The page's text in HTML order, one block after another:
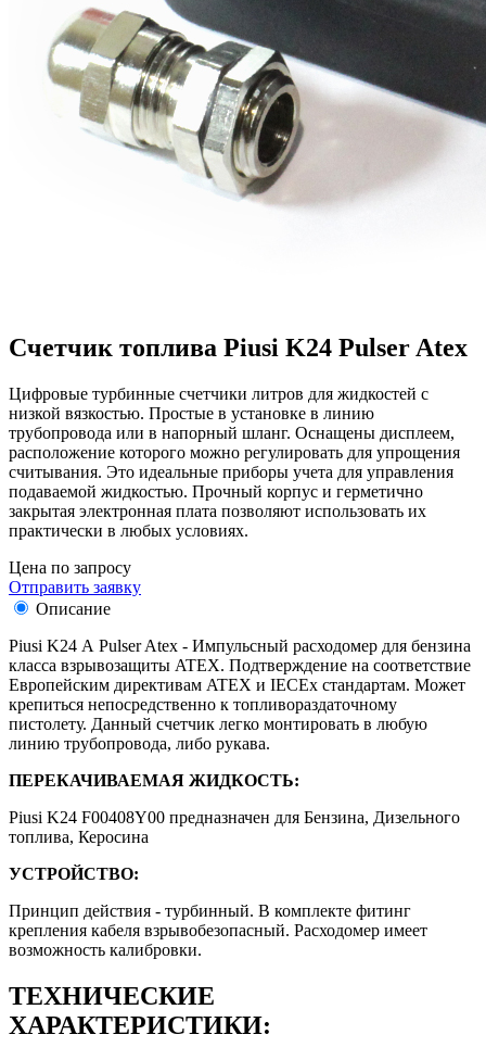
Счетчик топлива Piusi K24 Pulser Atex
Цифровые турбинные счетчики литров для жидкостей с
низкой вязкостью. Простые в установке в линию
трубопровода или в напорный шланг. Оснащены дисплеем,
расположение которого можно регулировать для упрощения
считывания. Это идеальные приборы учета для управления
подаваемой жидкостью. Прочный корпус и герметично
закрытая электронная плата позволяют использовать их
практически в любых условиях.
Цена по запросу
Отправить заявку
Описание
Piusi K24 А Pulser Atex - Импульсный расходомер для бензина
класса взрывозащиты ATEX. Подтверждение на соответствие
Европейским директивам ATEX и IECEx стандартам. Может
крепиться непосредственно к топливораздаточному
пистолету. Данный счетчик легко монтировать в любую
линию трубопровода, либо рукава.
ПЕРЕКАЧИВАЕМАЯ ЖИДКОСТЬ:
Piusi K24 F00408Y00 предназначен для Бензина, Дизельного
топлива, Керосина
УСТРОЙСТВО:
Принцип действия - турбинный. В комплекте фитинг
крепления кабеля взрывобезопасный. Расходомер имеет
возможность калибровки.
ТЕХНИЧЕСКИЕ
ХАРАКТЕРИСТИКИ: